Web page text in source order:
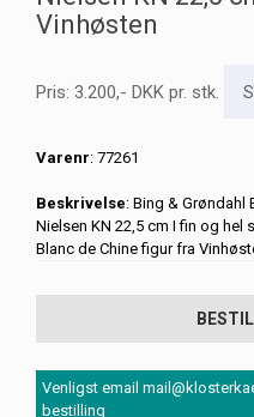
Vinhøsten
Pris: 3.200,- DKK pr. stk.
Varenr: 77261
Beskrivelse: Bing & Grøndahl
Nielsen KN 22,5 cm I fin og hel
Blanc de Chine figur fra
Venligst email
bestilling